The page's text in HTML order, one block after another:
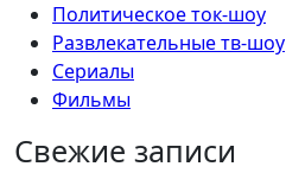
Политическое ток-шоу
Развлекательные тв-шоу
Сериалы
Фильмы
Свежие записи